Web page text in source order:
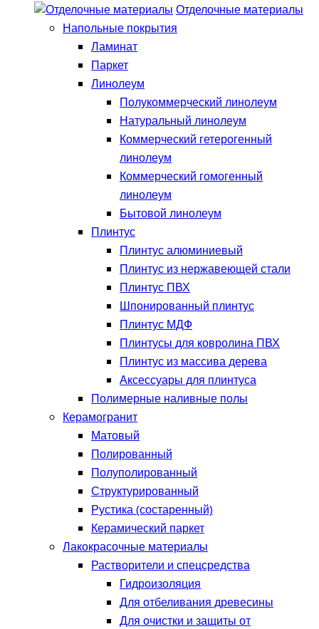
Отделочные материалы
Напольные покрытия
Ламинат
Паркет
Линолеум
Полукоммерческий линолеум
Натуральный линолеум
Коммерческий гетерогенный
линолеум
Коммерческий гомогенный
линолеум
Бытовой линолеум
Плинтус
Плинтус алюминиевый
Плинтус из нержавеющей стали
Плинтус ПВХ
Шпонированный плинтус
Плинтус МДФ
Плинтусы для ковролина ПВХ
Плинтус из массива дерева
Аксессуары для плинтуса
Полимерные наливные полы
Керамогранит
Матовый
Полированный
Полуполированный
Структурированный
Рустика (состаренный)
Керамический паркет
Лакокрасочные материалы
Растворители и спецсредства
Гидроизоляция
Для отбеливания древесины
Для очистки и защиты от